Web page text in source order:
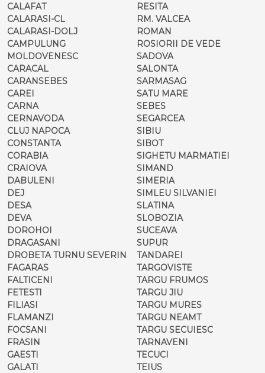
CALAFAT
CALARASI-CL
CALARASI-DOLJ
CAMPULUNG
MOLDOVENESC
CARACAL
CARANSEBES
CAREI
CARNA
CERNAVODA
CLUJ NAPOCA
CONSTANTA
CORABIA
CRAIOVA
DABULENI
DEJ
DESA
DEVA
DOROHOI
DRAGASANI
DROBETA TURNU SEVERIN
FAGARAS
FALTICENI
FETESTI
FILIASI
FLAMANZI
FOCSANI
FRASIN
GAESTI
GALATI
RESITA
RM. VALCEA
ROMAN
ROSIORII DE VEDE
SADOVA
SALONTA
SARMASAG
SATU MARE
SEBES
SEGARCEA
SIBIU
SIBOT
SIGHETU MARMATIEI
SIMAND
SIMERIA
SIMLEU SILVANIEI
SLATINA
SLOBOZIA
SUCEAVA
SUPUR
TANDAREI
TARGOVISTE
TARGU FRUMOS
TARGU JIU
TARGU MURES
TARGU NEAMT
TARGU SECUIESC
TARNAVENI
TECUCI
TEIUS